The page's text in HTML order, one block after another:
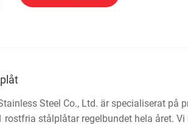
Steel Co., Ltd. är specialiserat på
rostfria stålplåtar regelbundet hela året.